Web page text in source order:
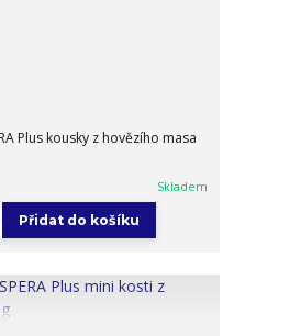
Plus kousky z hovězího masa
Skladem
Přidat do košíku